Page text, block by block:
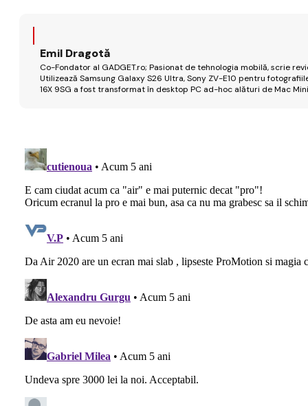
Emil Dragotă
Co-Fondator al GADGET.ro; Pasionat de tehnologia mobilă, scrie
Utilizează Samsung Galaxy S26 Ultra, Sony ZV-E10 pentru
16X 9SG a fost transformat în desktop PC ad-hoc alături de Mac